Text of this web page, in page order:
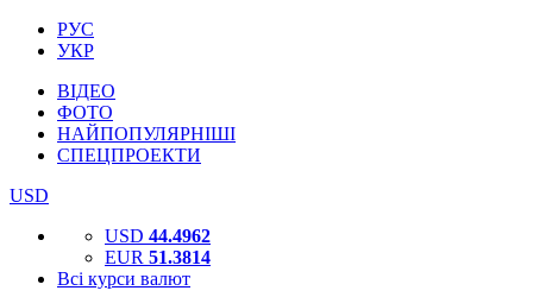
РУС
УКР
ВІДЕО
ФОТО
НАЙПОПУЛЯРНІШІ
СПЕЦПРОЕКТИ
USD
USD 44.4962
EUR 51.3814
Всі курси валют